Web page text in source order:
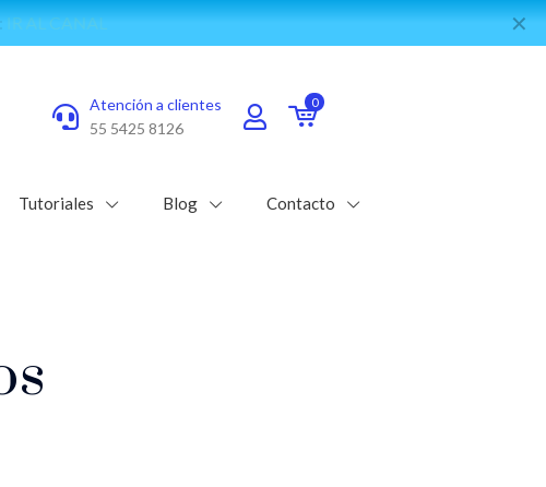
de WhatsApp ✕
Atención a clientes
55 5425 8126
0
Tutoriales Blog Contacto